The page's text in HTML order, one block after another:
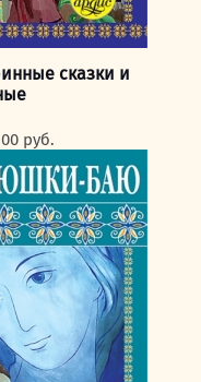
сказки и
руб..
руб.
199,00 руб..